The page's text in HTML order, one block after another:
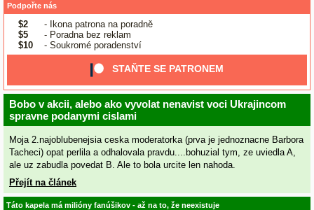
Podpořte nás
$2
- Ikona patrona na poradně
$5
- Poradna bez reklam
$10
- Soukromé poradenství
STAŇTE SE PATRONEM
Bobo v akcii, alebo ako vyvolat nenavist voci Ukrajincom
spravne podanymi cislami
Moja 2.najoblubenejsia ceska moderatorka (prva je jednoznacne Barbora
Tacheci) opat perlila a odhalovala pravdu....bohuzial tym, ze uviedla A,
ale uz zabudla povedat B. Ale to bola urcite len nahoda.
Přejít na článek
Táto kapela má milióny fanúšikov - až na to, že neexistuje